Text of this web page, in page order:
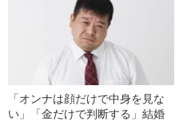
「オンナは顔だけで中身を見な
い」「金だけで判断する」結婚